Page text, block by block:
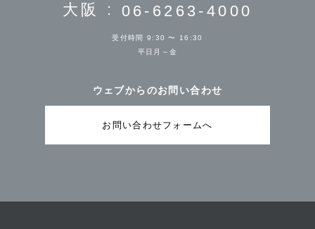
大阪 : 06-6263-4000
受付時間 9:30 〜 16:30
平日月～金
ウェブからのお問い合わせ
お問い合わせフォームへ